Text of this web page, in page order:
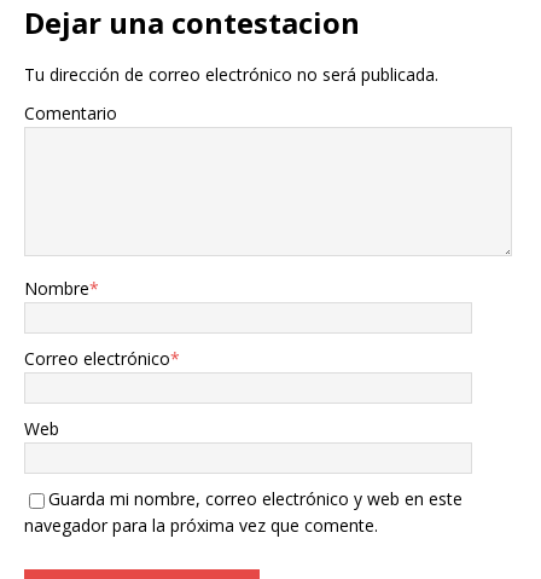
Dejar una contestacion
Tu dirección de correo electrónico no será publicada.
Comentario
Nombre*
Correo electrónico*
Web
Guarda mi nombre, correo electrónico y web en este
navegador para la próxima vez que comente.